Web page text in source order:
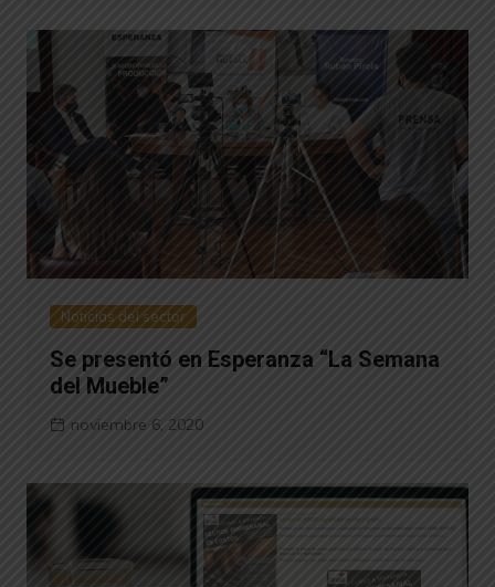
Noticias del sector
Se presentó en Esperanza “La Semana
del Mueble”
noviembre 6, 2020